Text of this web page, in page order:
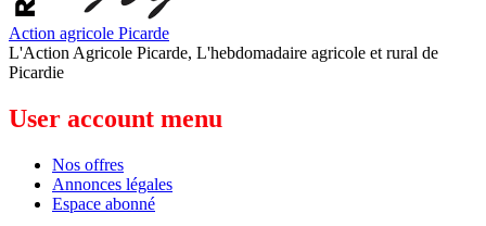
Action agricole Picarde
L'Action Agricole Picarde, L'hebdomadaire agricole et rural de
Picardie
User account menu
Nos offres
Annonces légales
Espace abonné